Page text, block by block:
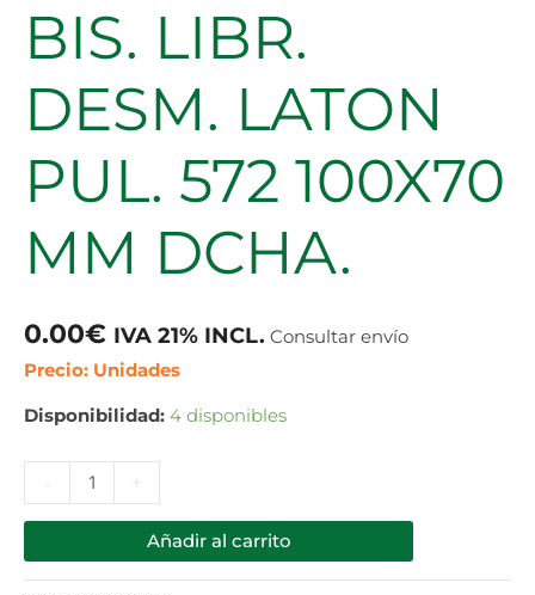
BIS. LIBR.
DESM. LATON
PUL. 572 100X70
MM DCHA.
0.00€ IVA 21% INCL. Consultar envío
Precio: Unidades
Disponibilidad: 4 disponibles
+
Añadir al carrito